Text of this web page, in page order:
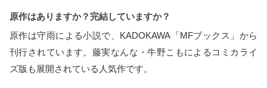
原作はありますか？完結していますか？
原作は守雨による小説で、KADOKAWA「MFブックス」から
刊行されています。藤実なんな・牛野こもによるコミカライ
ズ版も展開されている人気作です。